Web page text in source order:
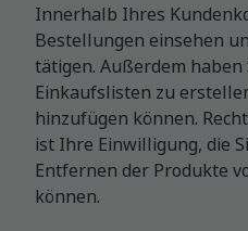
Innerhalb Ihres
Bestellungen einsehen
tätigen. Außerdem haben
Einkaufslisten zu
hinzufügen können.
ist Ihre Einwilligung, die
Entfernen der Produkte
können.